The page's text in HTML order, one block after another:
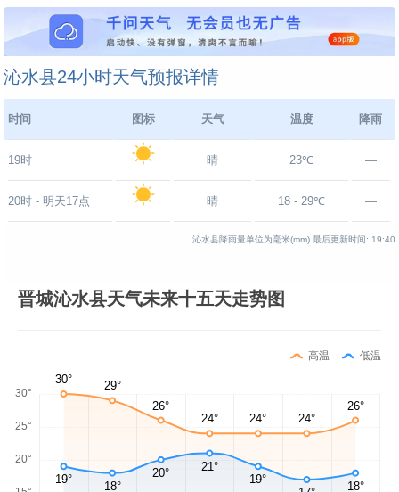
沁水县24小时天气预报详情
时间 图标 天气 温度 降雨
19时 晴 23℃ —
20时 - 明天17点 晴 18 - 29℃ —
沁水县降雨量单位为毫米(mm) 最后更新时间: 19:40
晋城沁水县天气未来十五天走势图
高温 低温